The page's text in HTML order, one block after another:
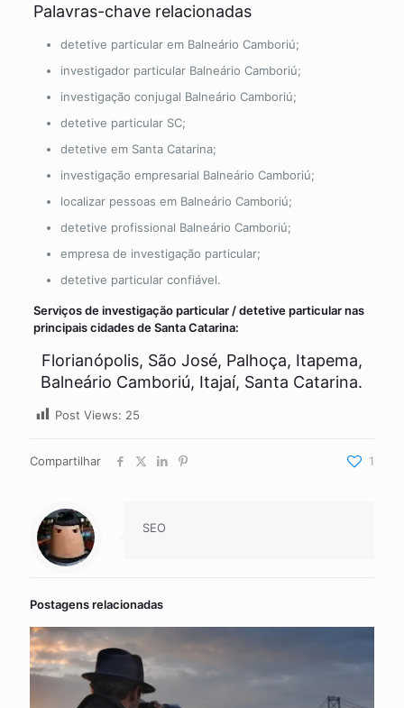
Palavras-chave relacionadas
detetive particular em Balneário Camboriú;
investigador particular Balneário Camboriú;
investigação conjugal Balneário Camboriú;
detetive particular SC;
detetive em Santa Catarina;
investigação empresarial Balneário Camboriú;
localizar pessoas em Balneário Camboriú;
detetive profissional Balneário Camboriú;
empresa de investigação particular;
detetive particular confiável.
Serviços deinvestigação particular / detetive particularnas
principais cidades de Santa Catarina:
Florianópolis, São José, Palhoça, Itapema,
Balneário Camboriú, Itajaí, Santa Catarina.
Post Views: 25
Compartilhar 1
SEO
Postagens relacionadas